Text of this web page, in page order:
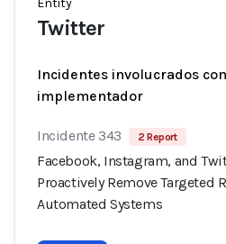
Entity
Twitter
Incidentes involucrados
implementador
Incidente 343 2 Report
Facebook, Instagram, and
Proactively Remove Targeted
Automated Systems